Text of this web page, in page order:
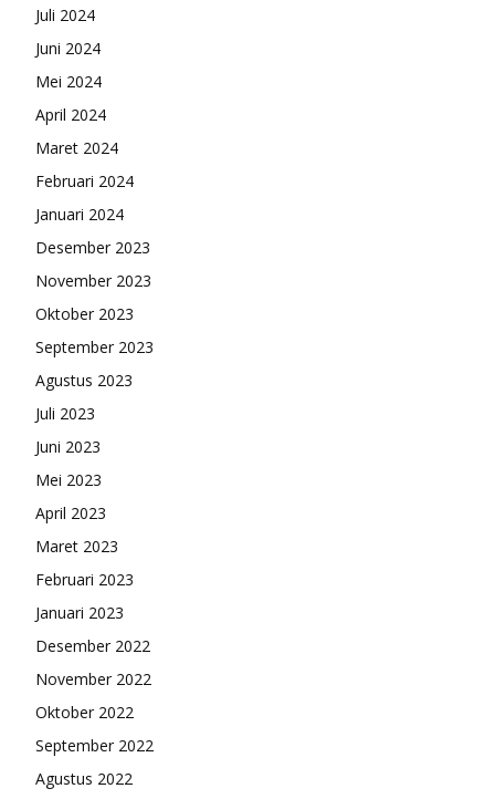
Juli 2024
Juni 2024
Mei 2024
April 2024
Maret 2024
Februari 2024
Januari 2024
Desember 2023
November 2023
Oktober 2023
September 2023
Agustus 2023
Juli 2023
Juni 2023
Mei 2023
April 2023
Maret 2023
Februari 2023
Januari 2023
Desember 2022
November 2022
Oktober 2022
September 2022
Agustus 2022